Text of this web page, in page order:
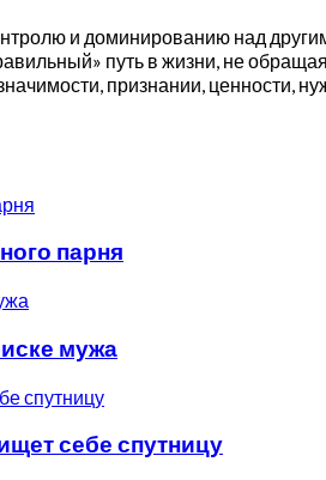
и доминированию над
путь в жизни, не
признании, ценности,
парня
мужа
себе спутницу